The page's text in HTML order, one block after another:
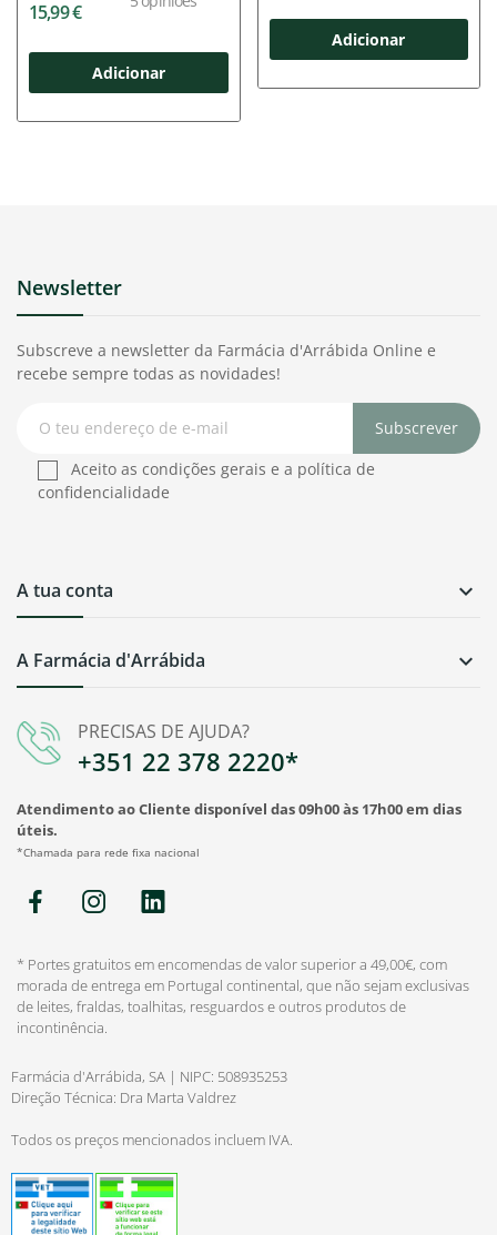
15,99 €
Adicionar
Adicionar
PRECISAS DE AJUDA?
+351 22 378 2220*
Atendimento ao Cliente disponível das 09h00 às 17h00 em dias
úteis.
*Chamada para rede fixa nacional
A Farmácia d'Arrábida 
A tua conta 
Newsletter
Subscreve a newsletter da Farmácia d'Arrábida Online e
recebe sempre todas as novidades!
Subscrever
Aceito as condições gerais e a política de
confidencialidade
* Portes gratuitos em encomendas de valor superior a 49,00€, com
morada de entrega em Portugal continental, que não sejam exclusivas
de leites, fraldas, toalhitas, resguardos e outros produtos de
incontinência.
Farmácia d'Arrábida, SA | NIPC: 508935253
Direção Técnica: Dra Marta Valdrez
Todos os preços mencionados incluem IVA.